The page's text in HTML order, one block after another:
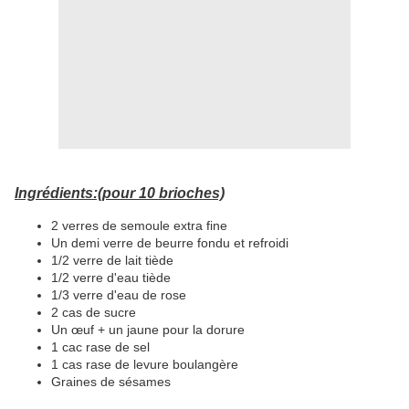
Ingrédients:(pour 10 brioches)
2 verres de semoule extra fine
Un demi verre de beurre fondu et refroidi
1/2 verre de lait tiède
1/2 verre d'eau tiède
1/3 verre d'eau de rose
2 cas de sucre
Un œuf + un jaune pour la dorure
1 cac rase de sel
1 cas rase de levure boulangère
Graines de sésames